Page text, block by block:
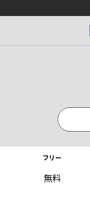
フリー
無料